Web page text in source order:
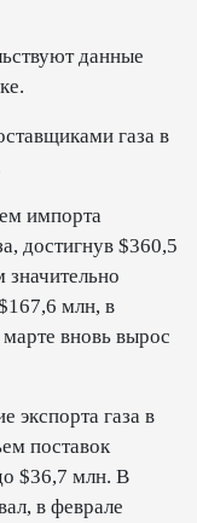
данные
газа в
импорта
достигнув $360,5
млн, в
вновь вырос
экспорта газа в
поставок
$36,7 млн. В
в феврале